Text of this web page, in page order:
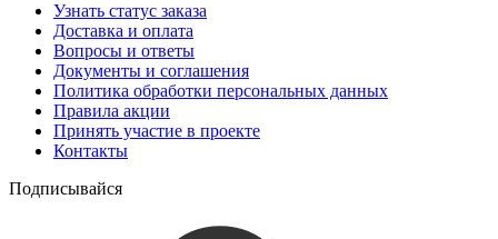
Узнать статус заказа
Доставка и оплата
Вопросы и ответы
Документы и соглашения
Политика обработки персональных данных
Правила акции
Принять участие в проекте
Контакты
Подписывайся